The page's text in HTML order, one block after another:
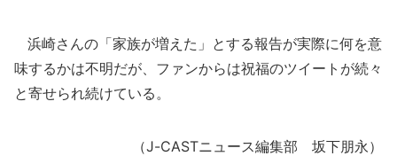
浜崎さんの「家族が増えた」とする報告が実際に何を意
味するかは不明だが、ファンからは祝福のツイートが続々
と寄せられ続けている。
（J-CASTニュース編集部 坂下朋永）